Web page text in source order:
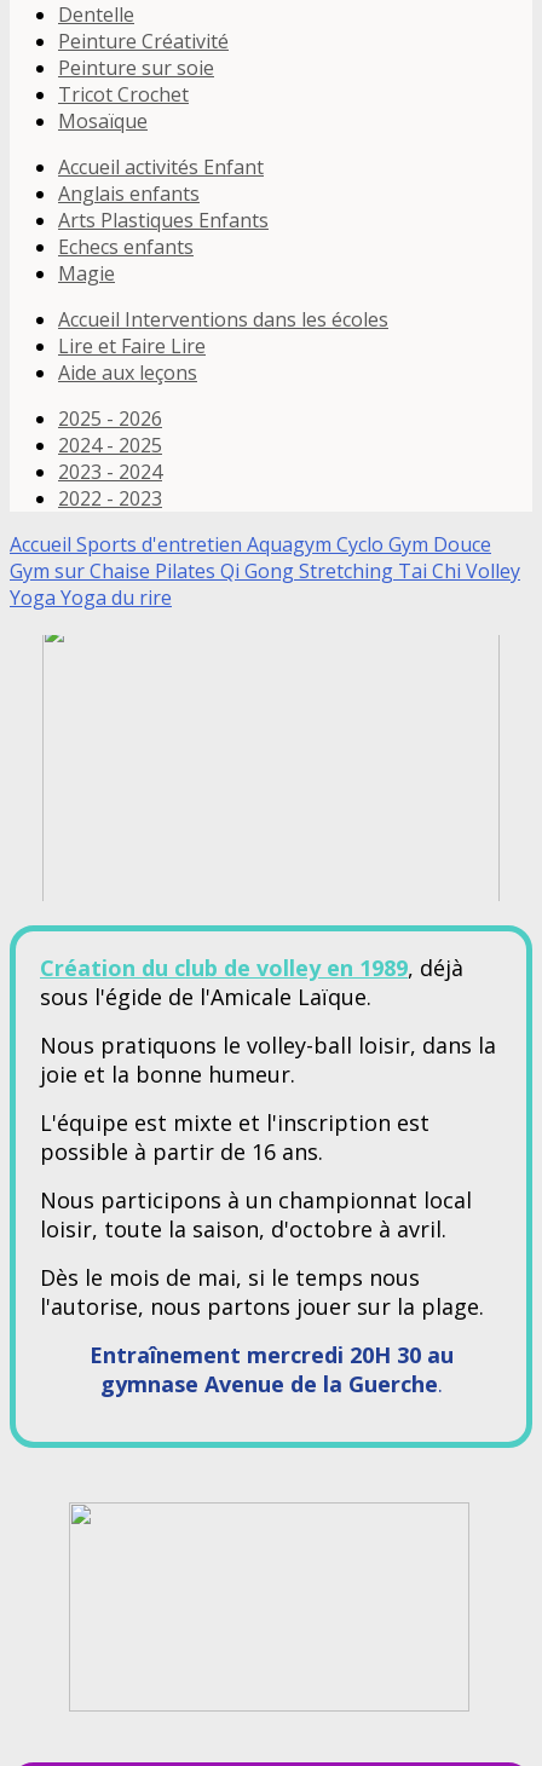
Dentelle
Peinture Créativité
Peinture sur soie
Tricot Crochet
Mosaïque
Accueil activités Enfant
Anglais enfants
Arts Plastiques Enfants
Echecs enfants
Magie
Accueil Interventions dans les écoles
Lire et Faire Lire
Aide aux leçons
2025 - 2026
2024 - 2025
2023 - 2024
2022 - 2023
Accueil Sports d'entretien Aquagym Cyclo Gym Douce
Gym sur Chaise Pilates Qi GongStretching Tai Chi Volley
Yoga Yoga du rire
Création du club de volley en 1989, déjà
sous l'égide de l'Amicale Laïque.
Nous pratiquons le volley-ball loisir, dans la
joie et la bonne humeur.
L'équipe est mixte et l'inscription est
possible à partir de 16 ans.
Nous participons à un championnat local
loisir, toute la saison, d'octobre à avril.
Dès le mois de mai, si le temps nous
l'autorise, nous partons jouer sur la plage.
Entraînement mercredi 20H 30 au
gymnase Avenue de la Guerche.